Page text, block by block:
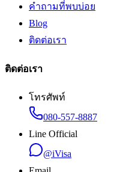
คำถามที่พบบ่อย
Blog
ติดต่อเรา
ติดต่อเรา
โทรศัพท์
080-557-8887
Line Official
@iVisa